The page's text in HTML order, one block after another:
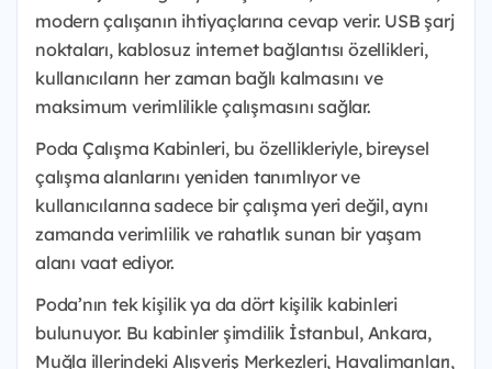
modern çalışanın ihtiyaçlarına cevap verir. USB şarj
noktaları, kablosuz internet bağlantısı özellikleri,
kullanıcıların her zaman bağlı kalmasını ve
maksimum verimlilikle çalışmasını sağlar.
Poda Çalışma Kabinleri, bu özellikleriyle, bireysel
çalışma alanlarını yeniden tanımlıyor ve
kullanıcılarına sadece bir çalışma yeri değil, aynı
zamanda verimlilik ve rahatlık sunan bir yaşam
alanı vaat ediyor.
Poda’nın tek kişilik ya da dört kişilik kabinleri
bulunuyor. Bu kabinler şimdilik İstanbul, Ankara,
Muğla illerindeki Alışveriş Merkezleri, Havalimanları,